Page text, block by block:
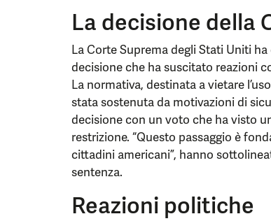
La decisione della
La Corte Suprema degli Stati Uniti
decisione che ha suscitato reazioni
La normativa, destinata a vietare
stata sostenuta da motivazioni di
decisione con un voto che ha visto
restrizione. “Questo passaggio è
cittadini americani”, hanno
sentenza.
Reazioni politiche